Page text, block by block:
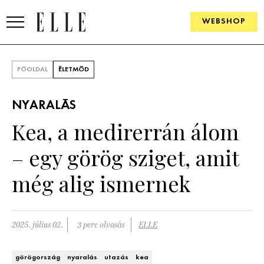
WEBSHOP
SZÉPSÉG
KULTÚRA
ÉLETMÓD
PÁRKAPCSOLAT
FŐOLDAL ÉLETMÓD
NYARALÁS
Kea, a medirerrán álom
– egy görög sziget, amit
még alig ismernek
2025. július 02. 3 perc olvasás ELLE
görögország nyaralás utazás kea